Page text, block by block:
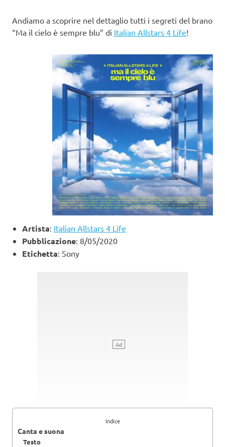
Andiamo a scoprire nel dettaglio tutti i segreti del brano
“Ma il cielo è sempre blu” di Italian Allstars 4 Life!
Artista: Italian Allstars 4 Life
Pubblicazione: 8/05/2020
Etichetta: Sony
Indice
Canta e suona
Testo